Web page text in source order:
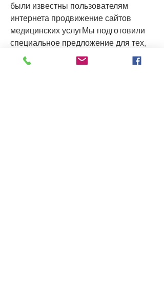
были известны пользователям
интернета продвижение сайтов
медицинских услугМы подготовили
специальное предложение для тех,
кто хочет создать сайт
парикмахерской как можно быстрее